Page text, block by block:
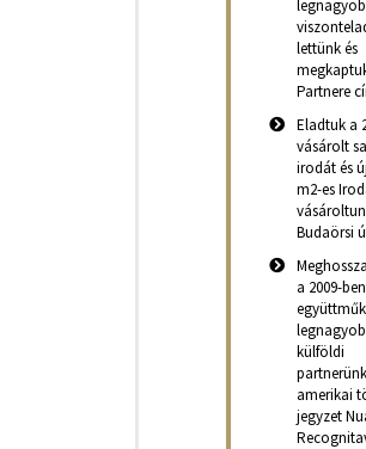
lettünk és
Partnere
Eladtuk a
vásárolt
irodát és
m2-es
Budaörsi
a 2009-
külföldi
amerikai
jegyzet